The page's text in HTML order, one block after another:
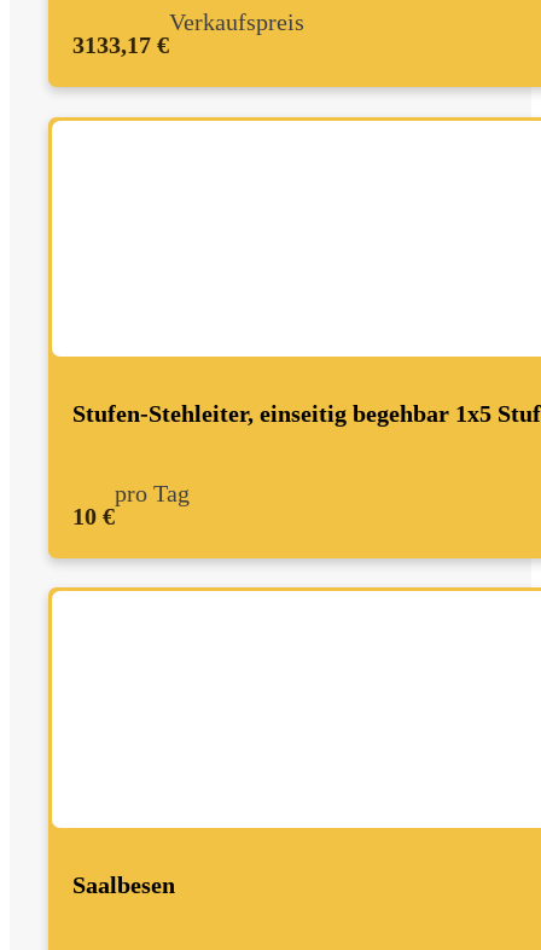
3133,17 €
Verkaufspreis
Stufen-Stehleiter, einseitig begehbar 1x5
10 €
pro Tag
Saalbesen